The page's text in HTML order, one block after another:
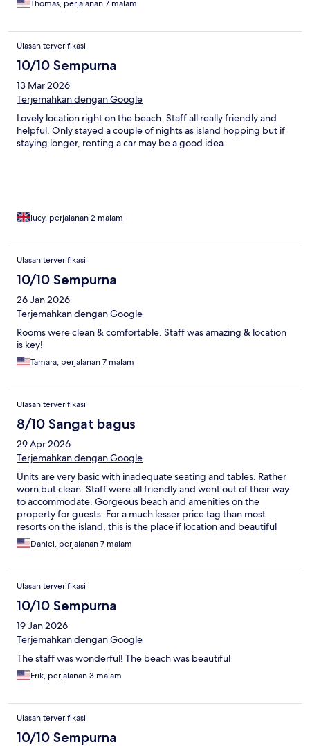
Thomas, perjalanan 7 malam
Ulasan terverifikasi
10/10 Sempurna
13 Mar 2026
Terjemahkan dengan Google
Lovely location right on the beach. Staff all really friendly and
helpful. Only stayed a couple of nights as island hopping but if
staying longer, renting a car may be a good idea.
lucy, perjalanan 2 malam
Ulasan terverifikasi
10/10 Sempurna
26 Jan 2026
Terjemahkan dengan Google
Rooms were clean & comfortable. Staff was amazing & location
is key!
Tamara, perjalanan 7 malam
Ulasan terverifikasi
8/10 Sangat bagus
29 Apr 2026
Terjemahkan dengan Google
Units are very basic with inadequate seating and tables. Rather
worn but clean. Staff were all friendly and went out of their way
to accommodate. Gorgeous beach and amenities on the
property for guests. For a much lesser price tag than most
resorts on the island, this is the place if location and beautiful
beach are your priorities.
Daniel, perjalanan 7 malam
Ulasan terverifikasi
10/10 Sempurna
19 Jan 2026
Terjemahkan dengan Google
The staff was wonderful! The beach was beautiful
Erik, perjalanan 3 malam
Ulasan terverifikasi
10/10 Sempurna